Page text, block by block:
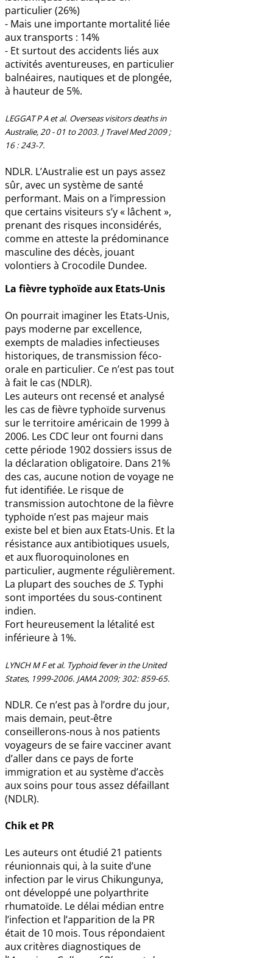
particulier (26%)
- Mais une importante mortalité liée
aux transports : 14%
- Et surtout des accidents liés aux
activités aventureuses, en particulier
balnéaires, nautiques et de plongée,
à hauteur de 5%.
LEGGAT P A et al. Overseas visitors deaths in
Australie, 20 - 01 to 2003. J Travel Med 2009 ;
16 : 243-7.
NDLR. L’Australie est un pays assez
sûr, avec un système de santé
performant. Mais on a l’impression
que certains visiteurs s’y « lâchent »,
prenant des risques inconsidérés,
comme en atteste la prédominance
masculine des décès, jouant
volontiers à Crocodile Dundee.
La fièvre typhoïde aux Etats-Unis
On pourrait imaginer les Etats-Unis,
pays moderne par excellence,
exempts de maladies infectieuses
historiques, de transmission féco-
orale en particulier. Ce n’est pas tout
à fait le cas (NDLR).
Les auteurs ont recensé et analysé
les cas de fièvre typhoïde survenus
sur le territoire américain de 1999 à
2006. Les CDC leur ont fourni dans
cette période 1902 dossiers issus de
la déclaration obligatoire. Dans 21%
des cas, aucune notion de voyage ne
fut identifiée. Le risque de
transmission autochtone de la fièvre
typhoïde n’est pas majeur mais
existe bel et bien aux Etats-Unis. Et la
résistance aux antibiotiques usuels,
et aux fluoroquinolones en
particulier, augmente régulièrement.
La plupart des souches de S. Typhi
sont importées du sous-continent
indien.
Fort heureusement la létalité est
inférieure à 1%.
LYNCH M F et al. Typhoid fever in the United
States, 1999-2006. JAMA 2009; 302: 859-65.
NDLR. Ce n’est pas à l’ordre du jour,
mais demain, peut-être
conseillerons-nous à nos patients
voyageurs de se faire vacciner avant
d’aller dans ce pays de forte
immigration et au système d’accès
aux soins pour tous assez défaillant
(NDLR).
Chik et PR
Les auteurs ont étudié 21 patients
réunionnais qui, à la suite d’une
infection par le virus Chikungunya,
ont développé une polyarthrite
rhumatoïde. Le délai médian entre
l’infection et l’apparition de la PR
était de 10 mois. Tous répondaient
aux critères diagnostiques de